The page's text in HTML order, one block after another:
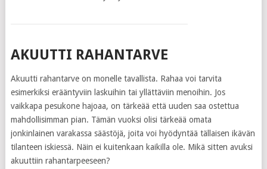
AKUUTTI RAHANTARVE
Akuutti rahantarve on monelle tavallista. Rahaa voi tarvita
esimerkiksi erääntyviin laskuihin tai yllättäviin menoihin. Jos
vaikkapa pesukone hajoaa, on tärkeää että uuden saa ostettua
mahdollisimman pian. Tämän vuoksi olisi tärkeää omata
jonkinlainen varakassa säästöjä, joita voi hyödyntää tällaisen ikävän
tilanteen iskiessä. Näin ei kuitenkaan kaikilla ole. Mikä sitten avuksi
akuuttiin rahantarpeeseen?